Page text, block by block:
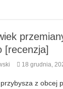
w prosektorium
komiksowe na
[recenzja]
18 grudnia,
przybysza z obcej